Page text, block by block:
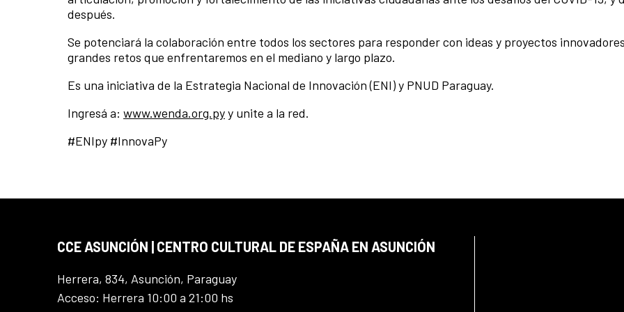
después.
Se potenciará la colaboración entre todos los sectores para responder con ideas y proyectos
grandes retos que enfrentaremos en el mediano y largo plazo.
Es una iniciativa de la Estrategia Nacional de Innovación (ENI) y PNUD Paraguay.
Ingresá a: www.wenda.org.pyy unite a la red.
#ENIpy #InnovaPy
CCE ASUNCIÓN | CENTRO CULTURAL DE ESPAÑA EN ASUNCIÓN
Herrera, 834, Asunción, Paraguay
Acceso: Herrera 10:00 a 21:00 hs